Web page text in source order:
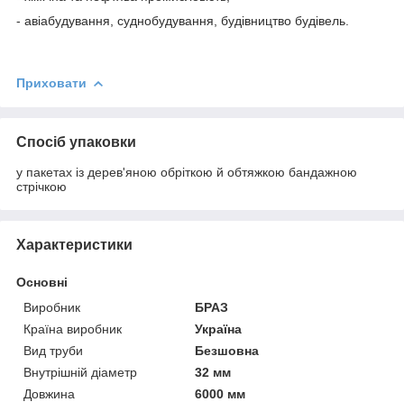
- авіабудування, суднобудування, будівництво будівель.
Приховати
Спосіб упаковки
у пакетах із дерев'яною обріткою й обтяжкою бандажною
стрічкою
Характеристики
Основні
Виробник
БРАЗ
Країна виробник
Україна
Вид труби
Безшовна
Внутрішній діаметр
32 мм
Довжина
6000 мм